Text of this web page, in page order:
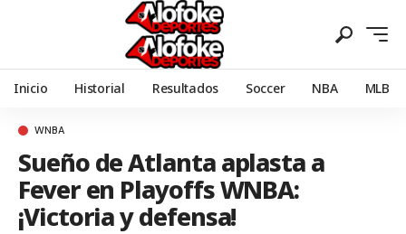
Inicio Historial Resultados Soccer NBA MLB
WNBA
Sueño de Atlanta aplasta a
Fever en Playoffs WNBA:
¡Victoria y defensa!